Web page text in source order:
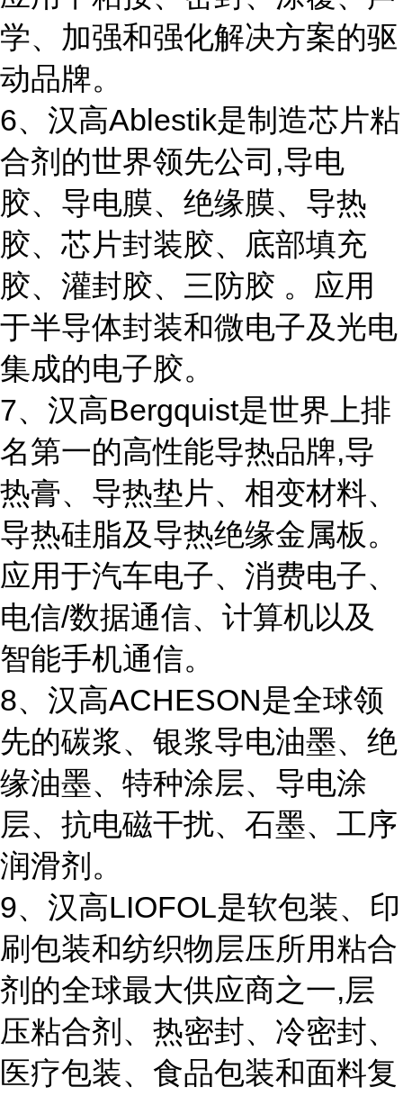
学、加强和强化解决方案的驱
动品牌。
6、汉高Ablestik是制造芯片粘
合剂的世界领先公司,导电
胶、导电膜、绝缘膜、导热
胶、芯片封装胶、底部填充
胶、灌封胶、三防胶 。应用
于半导体封装和微电子及光电
集成的电子胶。
7、汉高Bergquist是世界上排
名第一的高性能导热品牌,导
热膏、导热垫片、相变材料、
导热硅脂及导热绝缘金属板。
应用于汽车电子、消费电子、
电信/数据通信、计算机以及
智能手机通信。
8、汉高ACHESON是全球领
先的碳浆、银浆导电油墨、绝
缘油墨、特种涂层、导电涂
层、抗电磁干扰、石墨、工序
润滑剂。
9、汉高LIOFOL是软包装、印
刷包装和纺织物层压所用粘合
剂的全球最大供应商之一,层
压粘合剂、热密封、冷密封、
医疗包装、食品包装和面料复